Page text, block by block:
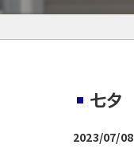
七夕
2023/07/08